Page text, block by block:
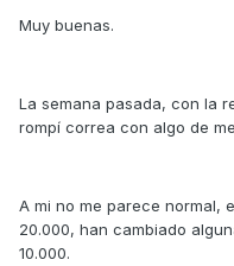
Muy buenas.
La semana pasada, con la
rompí correa con algo de
A mi no me parece normal,
20.000, han cambiado
10.000.